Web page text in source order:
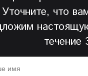
Уточните, что
течение